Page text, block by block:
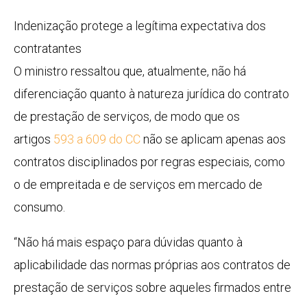
Indenização protege a legítima expectativa dos
contratantes
O ministro ressaltou que, atualmente, não há
diferenciação quanto à natureza jurídica do contrato
de prestação de serviços, de modo que os
artigos 593 a 609 do CCnão se aplicam apenas aos
contratos disciplinados por regras especiais, como
o de empreitada e de serviços em mercado de
consumo.
“Não há mais espaço para dúvidas quanto à
aplicabilidade das normas próprias aos contratos de
prestação de serviços sobre aqueles firmados entre